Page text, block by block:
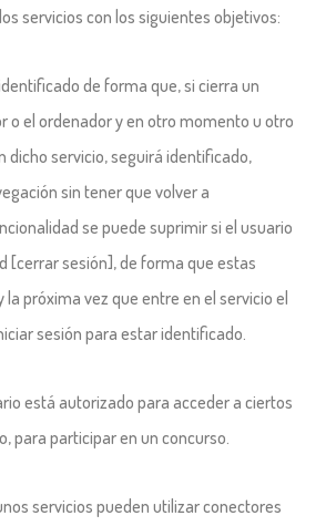
servicios con los siguientes objetivos:
de forma que, si cierra un
o el ordenador y en otro momento u otro
dicho servicio, seguirá identificado,
sin tener que volver a
se puede suprimir si el usuario
[cerrar sesión], de forma que estas
próxima vez que entre en el servicio el
sesión para estar identificado.
está autorizado para acceder a ciertos
para participar en un concurso.
servicios pueden utilizar conectores